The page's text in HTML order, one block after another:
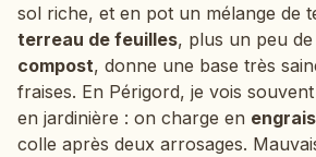
sol riche, et en pot un mélange de
terreau de feuilles, plus un peu de
compost, donne une base très
fraises. En Périgord, je vois
en jardinière : on charge en engrais
colle après deux arrosages.